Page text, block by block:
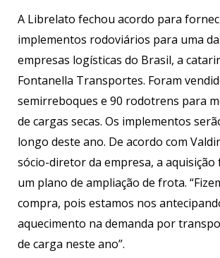
A Librelato fechou acordo para
implementos rodoviários para uma
empresas logísticas do Brasil, a
Fontanella Transportes. Foram
semirreboques e 90 rodotrens para
de cargas secas. Os implementos
longo deste ano. De acordo com
sócio-diretor da empresa, a aquisição
um plano de ampliação de frota.
compra, pois estamos nos
aquecimento na demanda por
de carga neste ano”.